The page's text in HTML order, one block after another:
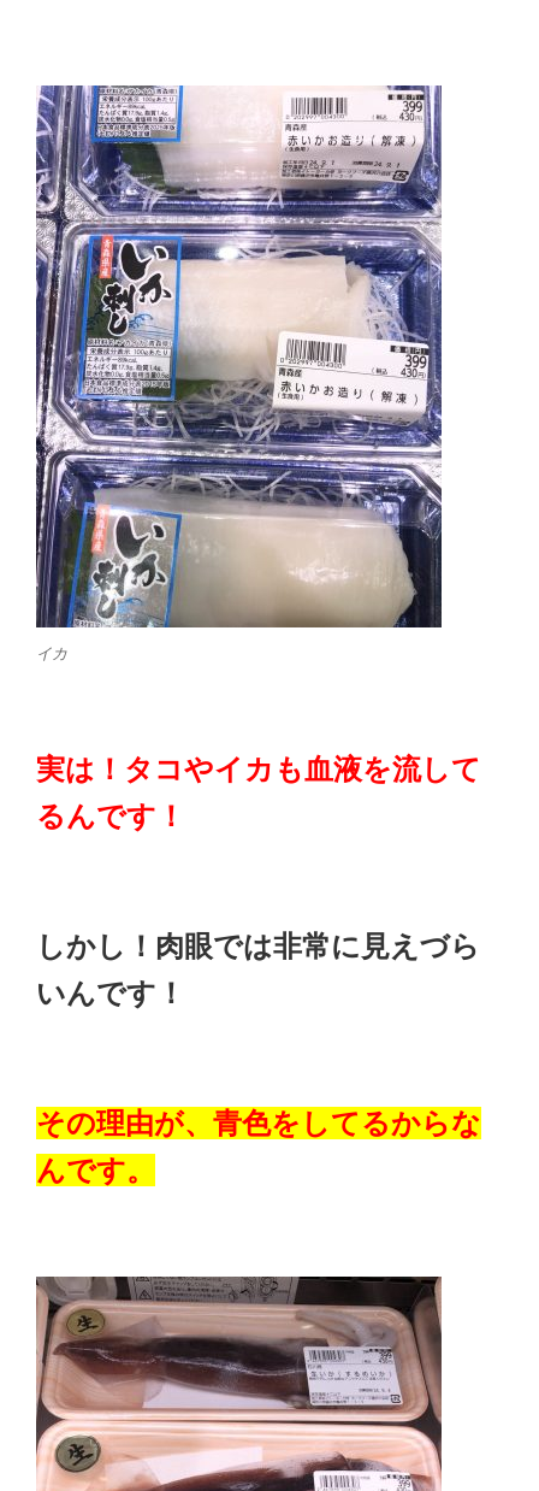
イカ
実は！タコやイカも血液を流して
るんです！
しかし！肉眼では非常に見えづら
いんです！
その理由が、青色をしてるからな
んです。